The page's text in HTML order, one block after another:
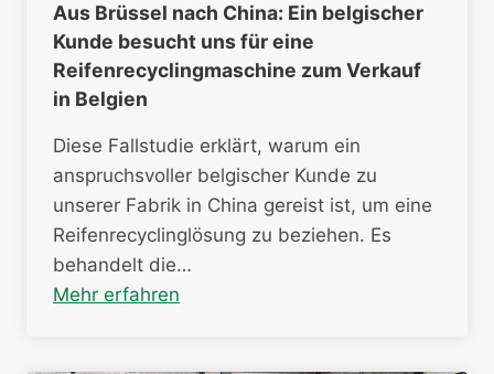
Aus Brüssel nach China: Ein belgischer
Kunde besucht uns für eine
Reifenrecyclingmaschine zum Verkauf
in Belgien
Diese Fallstudie erklärt, warum ein
anspruchsvoller belgischer Kunde zu
unserer Fabrik in China gereist ist, um eine
Reifenrecyclinglösung zu beziehen. Es
behandelt die…
Mehr erfahren